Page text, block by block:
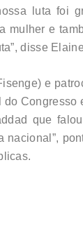
luta foi
e
disse
e
que